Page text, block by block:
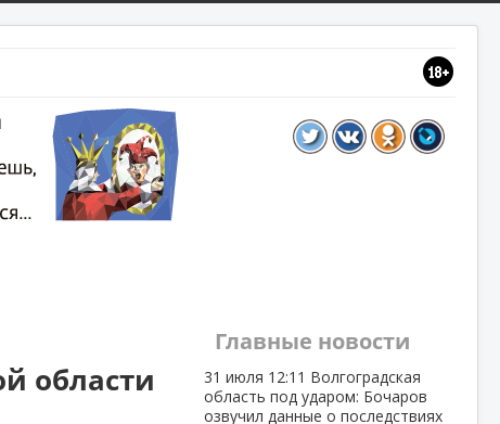
области
Главные новости
31 июля 12:11 Волгоградская
область под ударом: Бочаров
озвучил данные о последствиях